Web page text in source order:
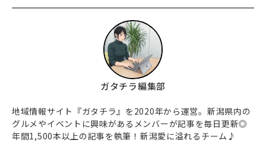
ガタチラ編集部
地域情報サイト『ガタチラ』を2020年から運営。新潟県内の
グルメやイベントに興味があるメンバーが記事を毎日更新◎
年間1,500本以上の記事を執筆！新潟愛に溢れるチーム♪